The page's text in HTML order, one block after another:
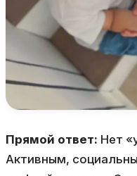
Прямой ответ: Нет
Активным,